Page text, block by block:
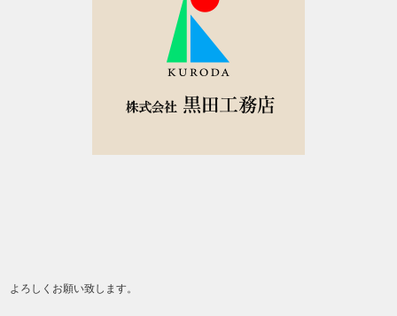
よろしくお願い致します。